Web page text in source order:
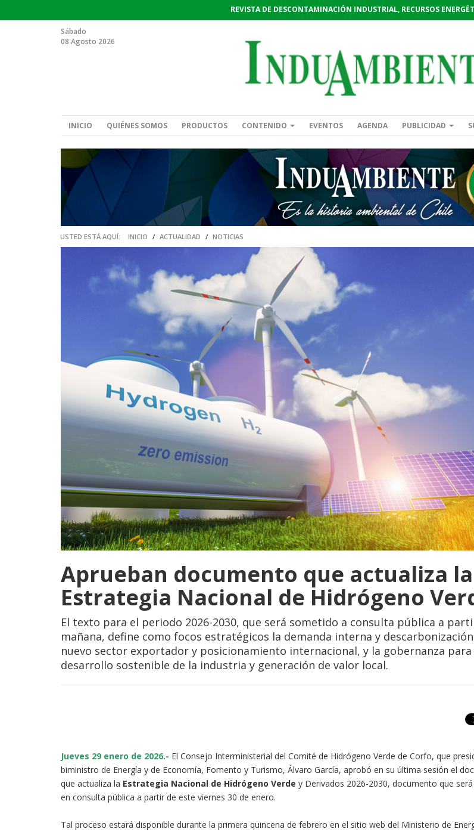
REVISTA DE DESCONTAMINACIÓN INDUSTRIAL, RECURSOS
Sábado
08 Agosto 2026
INICIO QUIÉNES SOMOS PRODUCTOS CONTENIDO EVENTOS AGENDA PUBLICIDAD
USTED ESTÁ AQUÍ: INICIO / ACTUALIDAD / NOTICIAS
Aprueban documento que actualiza la
Estrategia Nacional de Hidrógeno
El texto para el periodo 2026-2030, que será sometido a consulta pública a
mañana, define como focos estratégicos la demanda interna y
nuevo sector exportador y posicionamiento internacional, y la gobernanza para
desarrollo sostenible de la industria y generación de valor local.
Jueves 29 enero de 2026.- El Consejo Interministerial del Comité de Hidrógeno Verde de Corfo, que
biministro de Energía y de Economía, Fomento y Turismo, Álvaro García, aprobó en su última sesión el
que actualiza la Estrategia Nacional de Hidrógeno Verde y Derivados 2026-2030, documento que
en consulta pública a partir de este viernes 30 de enero.
Tal proceso estará disponible durante la primera quincena de febrero en el sitio web del Ministerio de